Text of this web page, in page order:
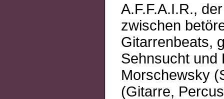
A.F.F.A.I.R.,
zwischen
Gitarrenbeats,
Sehnsucht und
Morschewsky
(Gitarre,